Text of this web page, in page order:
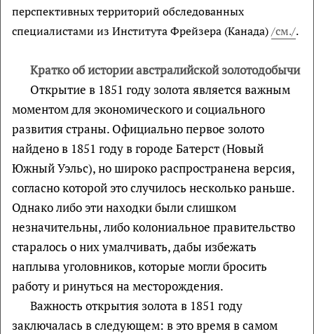
перспективных территорий обследованных
специалистами из Института Фрейзера (Канада)/см./.
Кратко об истории австралийской золотодобычи
Открытие в 1851 году золота является важным
моментом для экономического и социального
развития страны. Официально первое золото
найдено в 1851 году в городе Батерст (Новый
Южный Уэльс), но широко распространена версия,
согласно которой это случилось несколько раньше.
Однако либо эти находки были слишком
незначительны, либо колониальное правительство
старалось о них умалчивать, дабы избежать
наплыва уголовников, которые могли бросить
работу и ринуться на месторождения.
Важность открытия золота в 1851 году
заключалась в следующем: в это время в самом